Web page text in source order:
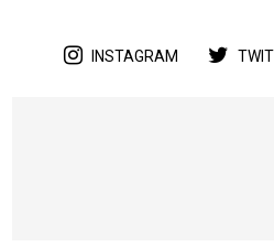
INSTAGRAM